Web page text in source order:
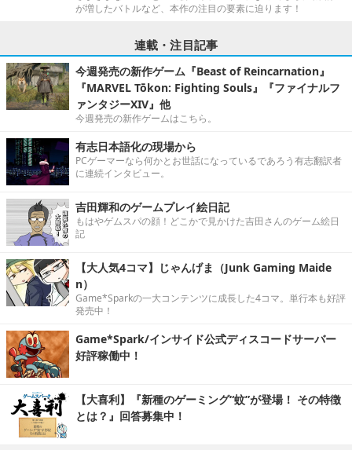
が増したバトルなど、本作の注目の要素に迫ります！
連載・注目記事
今週発売の新作ゲーム『Beast of Reincarnation』
『MARVEL Tōkon: Fighting Souls』『ファイナルフ
ァンタジーXIV』他
今週発売の新作ゲームはこちら。
有志日本語化の現場から
PCゲーマーなら何かとお世話になっているであろう有志翻訳者
に連続インタビュー。
吉田輝和のゲームプレイ絵日記
もはやゲムスパの顔！どこかで見かけた吉田さんのゲーム絵日
記
【大人気4コマ】じゃんげま（Junk Gaming Maide
n）
Game*Sparkの一大コンテンツに成長した4コマ。単行本も好評
発売中！
Game*Spark/インサイド公式ディスコードサーバー
好評稼働中！
【大喜利】『新種のゲーミング“蚊”が登場！ その特徴
とは？』回答募集中！